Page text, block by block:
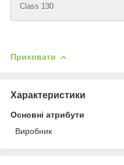
Class 130
Приховати
Характеристики
Основні атрибути
Виробник